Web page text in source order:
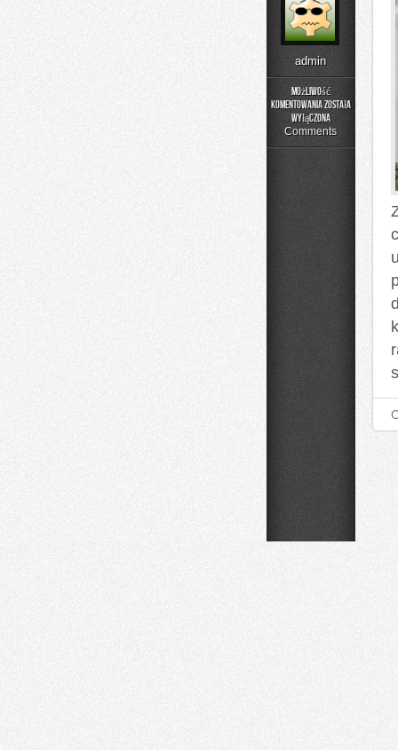
admin
Możliwość
komentowania
Budowanie
związku
została
wyłączona
Comments